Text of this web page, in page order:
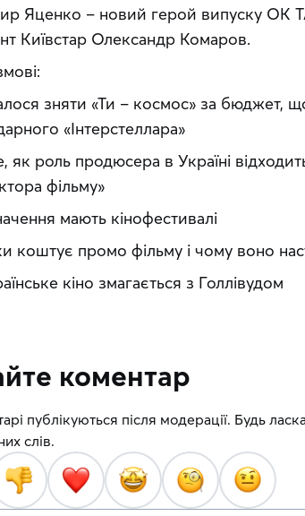
Яценко – новий герой випуску OK
Київстар Олександр Комаров.
зняти «Ти – космос» за бюджет,
«Інтерстеллара»
як роль продюсера в Україні
фільму»
мають кінофестивалі
коштує промо фільму і чому воно
кіно змагається з Голлівудом
коментар
публікуються після модерації. Будь
слів.